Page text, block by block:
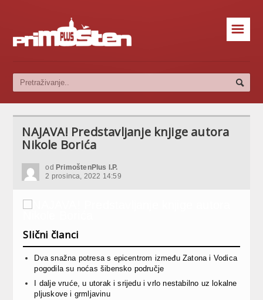
☰
NAJAVA! Predstavljanje knjige autora
Nikole Borića
od PrimoštenPlus I.P.
2 prosinca, 2022 14:59
Slični članci
Dva snažna potresa s epicentrom između Zatona i Vodica
pogodila su noćas šibensko područje
I dalje vruće, u utorak i srijedu i vrlo nestabilno uz lokalne
pljuskove i grmljavinu